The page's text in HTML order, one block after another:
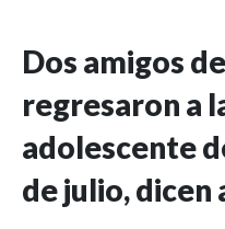
Dos amigos
regresaron a
adolescente
de julio, dicen